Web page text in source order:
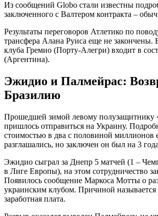
Из сообщений Globo стали известны
заключенного с Валтером контракта –
Результаты переговоров Атлетико по
трансфера Алана Руиса еще не
клуба Гремио (Порту-Алегри) входит в
(Аргентина).
Эжидио и Палмейрас:
Бразилию
Прошедшей зимой левому полузащитнику
пришлось отправиться на Украину.
стоимостью в два с половиной миллионов
разглашались, но заключен он был на 3
Эжидио сыграл за Днепр 5 матчей (1 –
в Лиге Европы), на этом сотрудничество
Появилось сообщение Маркоса Мотты о
украинским клубом. Причиной называется
заработная плата.